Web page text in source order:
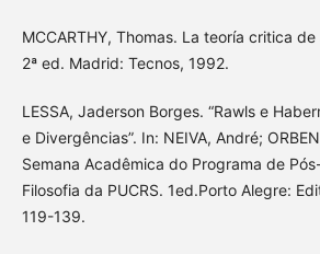
MCCARTHY, Thomas. La teoría critica
2ª ed. Madrid: Tecnos, 1992.
LESSA, Jaderson Borges. “Rawls e
e Divergências”. In: NEIVA, André;
Semana Acadêmica do Programa de
Filosofia da PUCRS. 1ed.Porto Alegre:
119-139.